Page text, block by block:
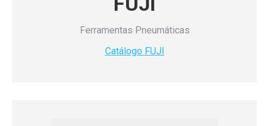
Ferramentas Pneumáticas
Catálogo FUJI